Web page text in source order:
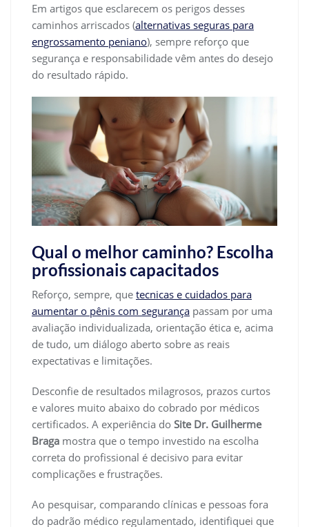
Em artigos que esclarecem os perigos desses
caminhos arriscados (alternativas seguras para
engrossamento peniano), sempre reforço que
segurança e responsabilidade vêm antes do desejo
do resultado rápido.
Qual o melhor caminho? Escolha
profissionais capacitados
Reforço, sempre, que tecnicas e cuidados para
aumentar o pênis com segurança passam por uma
avaliação individualizada, orientação ética e, acima
de tudo, um diálogo aberto sobre as reais
expectativas e limitações.
Desconfie de resultados milagrosos, prazos curtos
e valores muito abaixo do cobrado por médicos
certificados. A experiência do Site Dr. Guilherme
Braga mostra que o tempo investido na escolha
correta do profissional é decisivo para evitar
complicações e frustrações.
Ao pesquisar, comparando clínicas e pessoas fora
do padrão médico regulamentado, identifiquei que